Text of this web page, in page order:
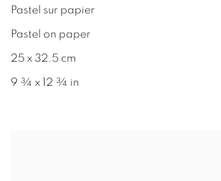
Pastel sur papier
Pastel on paper
25 x 32.5 cm
9 ¾ x 12 ¾ in